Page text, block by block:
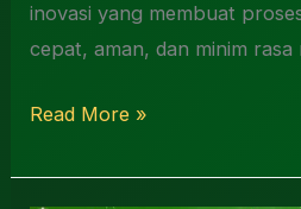
inovasi yang membuat
cepat, aman, dan minim rasa
Read More »